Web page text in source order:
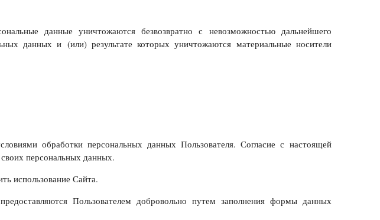
данные уничтожаются безвозвратно с невозможностью дальнейшего
данных и (или) результате которых уничтожаются материальные носители
обработки персональных данных Пользователя. Согласие с настоящей
персональных данных.
использование Сайта.
Пользователем добровольно путем заполнения формы данных